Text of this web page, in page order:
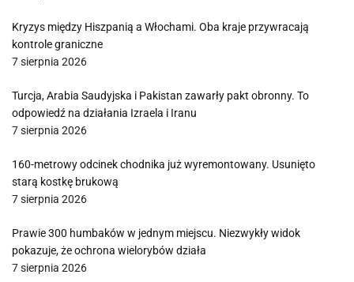
Kryzys między Hiszpanią a Włochami. Oba kraje przywracają
kontrole graniczne
7 sierpnia 2026
Turcja, Arabia Saudyjska i Pakistan zawarły pakt obronny. To
odpowiedź na działania Izraela i Iranu
7 sierpnia 2026
160-metrowy odcinek chodnika już wyremontowany. Usunięto
starą kostkę brukową
7 sierpnia 2026
Prawie 300 humbaków w jednym miejscu. Niezwykły widok
pokazuje, że ochrona wielorybów działa
7 sierpnia 2026